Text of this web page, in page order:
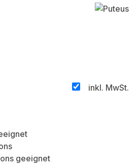
inkl. MwSt.
geeignet